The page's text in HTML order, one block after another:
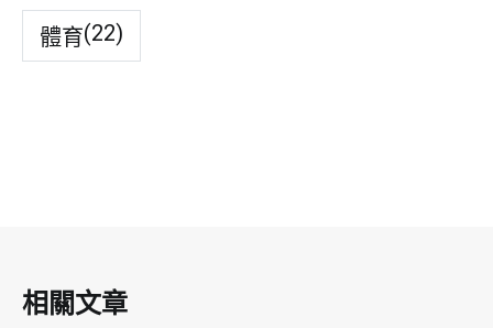
體育(22)
相關文章